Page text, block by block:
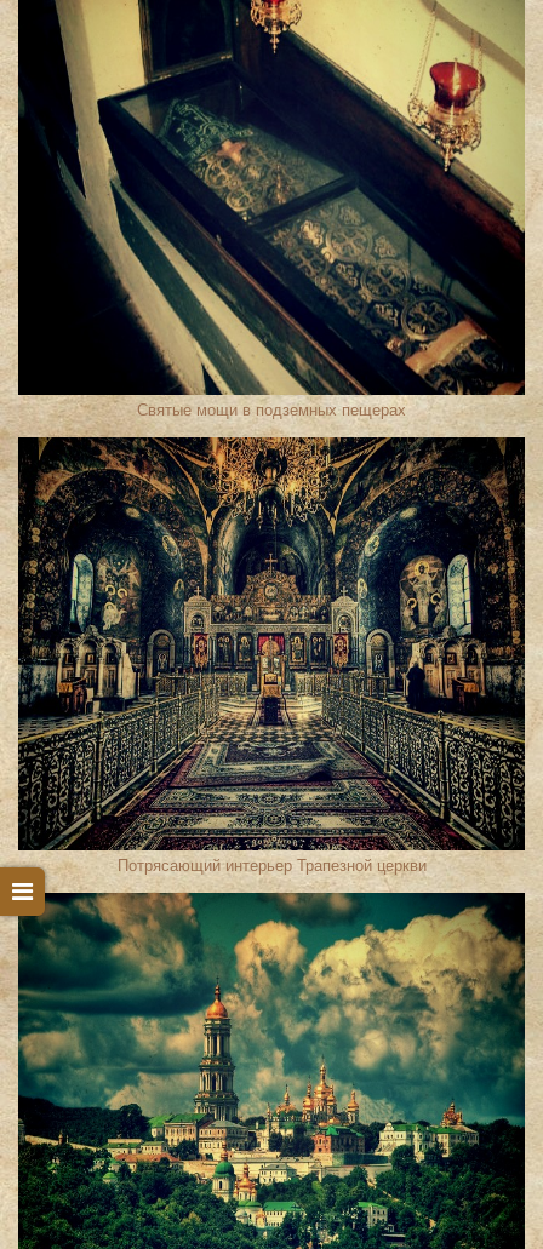
Святые мощи в подземных пещерах
Потрясающий интерьер Трапезной церкви